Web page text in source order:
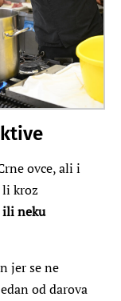
ovce, ali i
li kroz
neku
jer se ne
od darova